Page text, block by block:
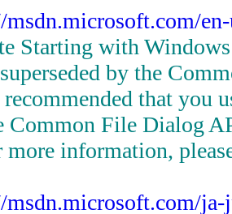
Starting with
by the
recommended that you
Common File Dialog
more information,